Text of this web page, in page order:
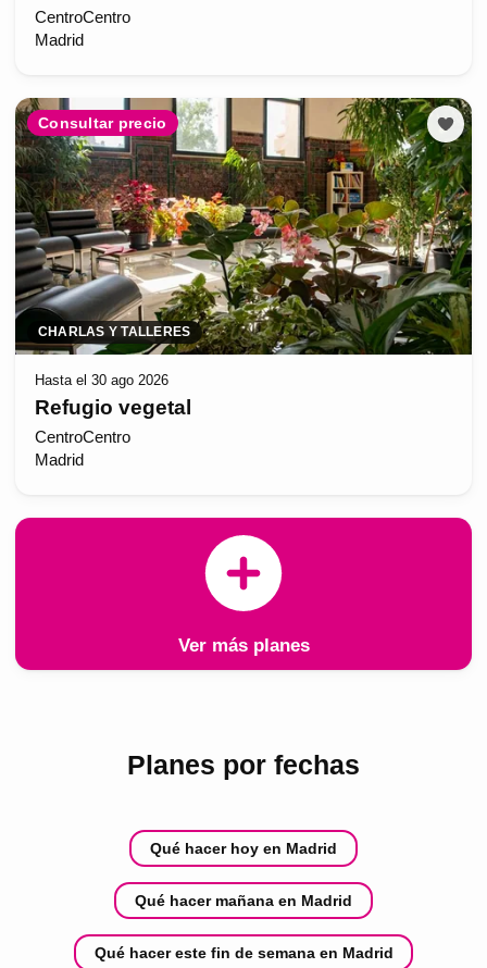
CentroCentro
Madrid
Consultar precio
CHARLAS Y TALLERES
Hasta el 30 ago 2026
Refugio vegetal
CentroCentro
Madrid
Ver más planes
Planes por fechas
Qué hacer hoy en Madrid
Qué hacer mañana en Madrid
Qué hacer este fin de semana en Madrid